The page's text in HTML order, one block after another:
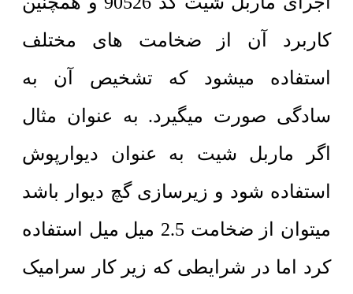
کاربرد آن از ضخامت های مختلف
استفاده میشود که تشخیص آن به
سادگی صورت میگیرد. به عنوان مثال
اگر ماربل شیت به عنوان دیوارپوش
استفاده شود و زیرسازی گچ دیوار باشد
میتوان از ضخامت 2.5 میل میل استفاده
کرد اما در شرایطی که زیر کار سرامیک